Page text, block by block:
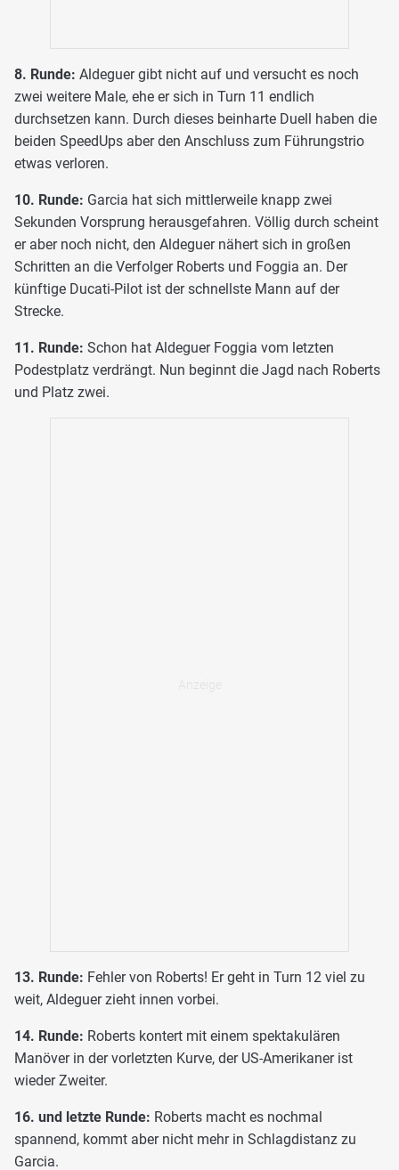
8. Runde: Aldeguer gibt nicht auf und versucht es noch
zwei weitere Male, ehe er sich in Turn 11 endlich
durchsetzen kann. Durch dieses beinharte Duell haben die
beiden SpeedUps aber den Anschluss zum Führungstrio
etwas verloren.
10. Runde: Garcia hat sich mittlerweile knapp zwei
Sekunden Vorsprung herausgefahren. Völlig durch scheint
er aber noch nicht, den Aldeguer nähert sich in großen
Schritten an die Verfolger Roberts und Foggia an. Der
künftige Ducati-Pilot ist der schnellste Mann auf der
Strecke.
11. Runde: Schon hat Aldeguer Foggia vom letzten
Podestplatz verdrängt. Nun beginnt die Jagd nach Roberts
und Platz zwei.
13. Runde: Fehler von Roberts! Er geht in Turn 12 viel zu
weit, Aldeguer zieht innen vorbei.
14. Runde: Roberts kontert mit einem spektakulären
Manöver in der vorletzten Kurve, der US-Amerikaner ist
wieder Zweiter.
16. und letzte Runde: Roberts macht es nochmal
spannend, kommt aber nicht mehr in Schlagdistanz zu
Garcia.